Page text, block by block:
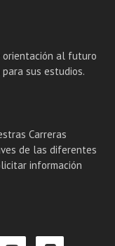
orientación al futuro
sus estudios.
Carreras
de las diferentes
información